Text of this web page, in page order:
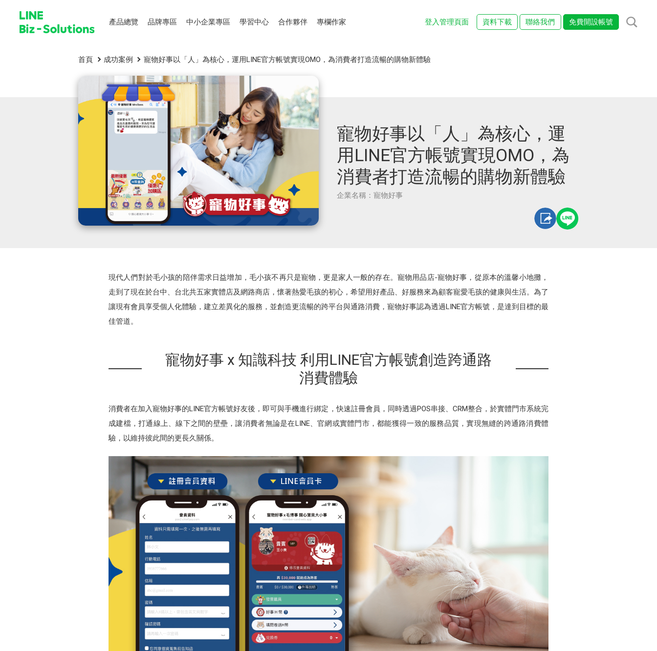
產品總覽 品牌專區 中小企業專區 學習中心 合作夥伴 專欄作家 登入管理頁面 資料下載 聯絡我們 免費開設帳號
首頁 成功案例 寵物好事以「人」為核心，運用LINE官方帳號實現OMO，為消費者打造流暢的購物新體驗
寵物好事以「人」為核心，運
用LINE官方帳號實現OMO，為
消費者打造流暢的購物新體驗
企業名稱：寵物好事
現代人們對於毛小孩的陪伴需求日益增加，毛小孩不再只是寵物，更是家人一般的存在。寵物用品店-寵物好事，從原本的溫馨小地攤，
走到了現在於台中、台北共五家實體店及網路商店，懷著熱愛毛孩的初心，希望用好產品、好服務來為顧客寵愛毛孩的健康與生活。為了
讓現有會員享受個人化體驗，建立差異化的服務，並創造更流暢的跨平台與通路消費，寵物好事認為透過LINE官方帳號，是達到目標的最
佳管道。
寵物好事 x 知識科技 利用LINE官方帳號創造跨通路
消費體驗
消費者在加入寵物好事的LINE官方帳號好友後，即可與手機進行綁定，快速註冊會員，同時透過POS串接、CRM整合，於實體門市系統完
成建檔，打通線上、線下之間的壁壘，讓消費者無論是在LINE、官網或實體門市，都能獲得一致的服務品質，實現無縫的跨通路消費體
驗，以維持彼此間的更長久關係。